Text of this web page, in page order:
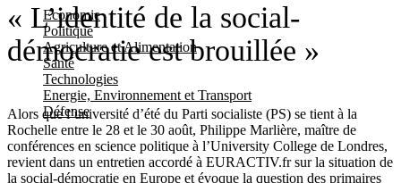
Economie
Politique
Agriculture et Alimentation
Santé
Technologies
Energie, Environnement et Transport
Défense
« L’identité de la social-
démocratie est brouillée »
Alors que l’université d’été du Parti socialiste (PS) se tient à la
Rochelle entre le 28 et le 30 août, Philippe Marlière, maître de
conférences en science politique à l’University College de Londres,
revient dans un entretien accordé à EURACTIV.fr sur la situation de
la social-démocratie en Europe et évoque la question des primaires